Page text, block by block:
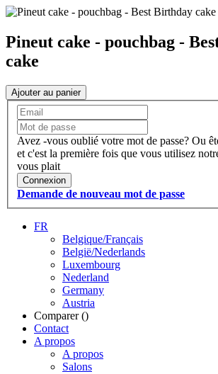
Pineut cake - pouchbag -
cake
Ajouter au panier
Avez -vous oublié votre mot de passe? Ou
et c'est la première fois que vous utilisez
vous plait
Connexion
Demande de nouveau mot de passe
FR
Belgique/Français
België/Nederlands
Luxembourg
Nederland
Germany
Austria
Comparer ()
Contact
A propos
A propos
Salons